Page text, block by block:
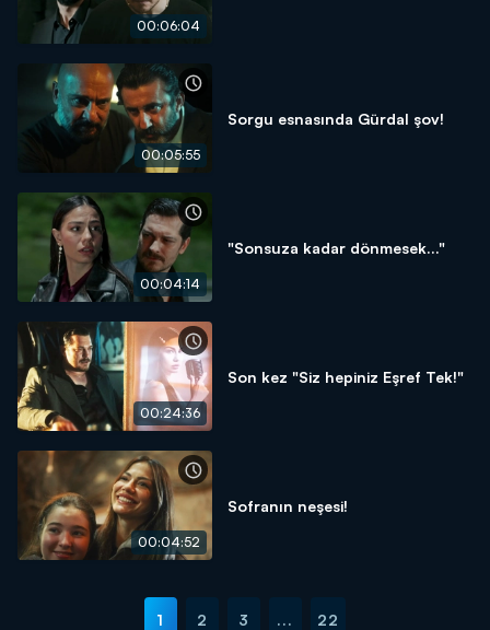
00:06:04
00:05:55
Sorgu esnasında Gürdal şov!
00:04:14
"Sonsuza kadar dönmesek..."
00:24:36
Son kez "Siz hepiniz Eşref Tek!"
00:04:52
Sofranın neşesi!
1 2 3 ... 22